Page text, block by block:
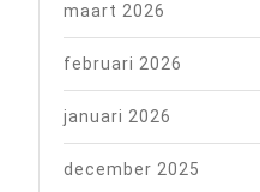
maart 2026
februari 2026
januari 2026
december 2025